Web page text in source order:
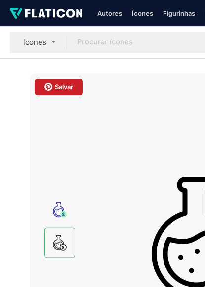
Autores Ícones Figurinhas
ícones
Salvar